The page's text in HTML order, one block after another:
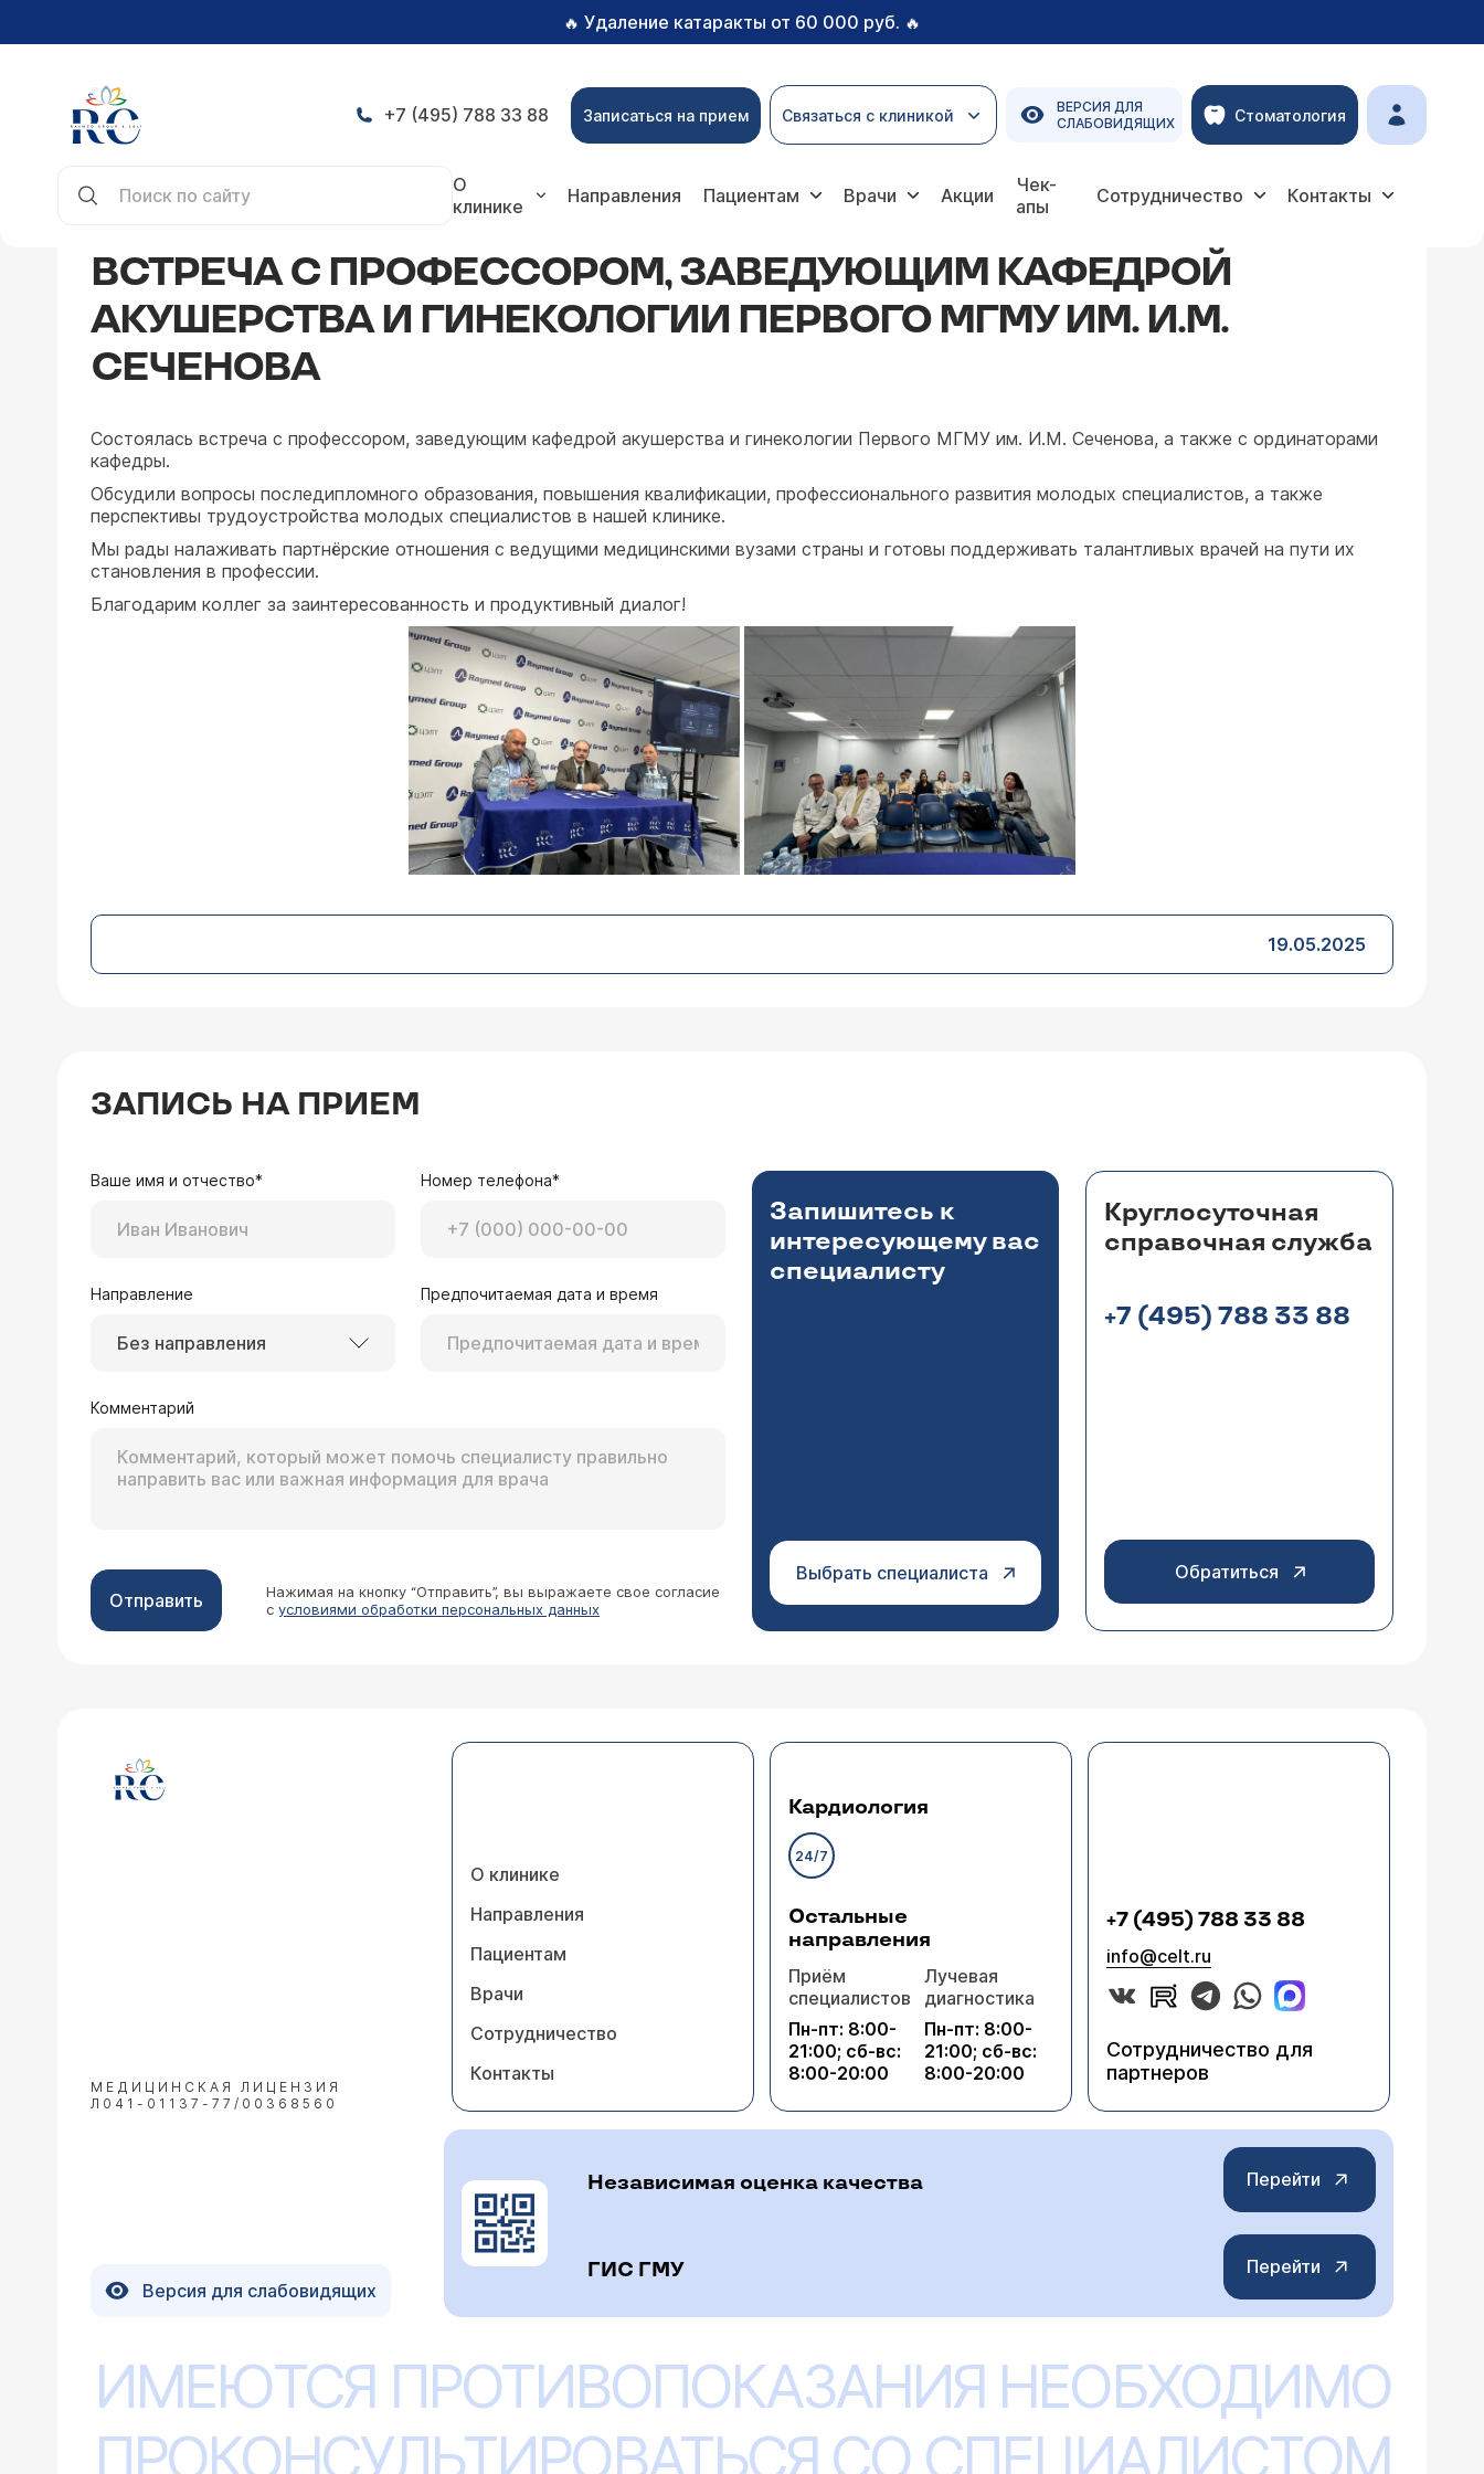
🔥 Удаление катаракты от 60 000 руб. 🔥
+7 (495) 788 33 88 Записаться на прием Связаться с клиникой
ВЕРСИЯ ДЛЯ
СЛАБОВИДЯЩИХ
Стоматология
О
клинике
Направления Пациентам Врачи Акции
Чек-
апы
Сотрудничество Контакты
ВСТРЕЧА С ПРОФЕССОРОМ, ЗАВЕДУЮЩИМ КАФЕДРОЙ
АКУШЕРСТВА И ГИНЕКОЛОГИИ ПЕРВОГО МГМУ ИМ. И.М.
СЕЧЕНОВА
Состоялась встреча с профессором, заведующим кафедрой акушерства и гинекологии Первого МГМУ им. И.М. Сеченова, а также с ординаторами
кафедры.
Обсудили вопросы последипломного образования, повышения квалификации, профессионального развития молодых специалистов, а также
перспективы трудоустройства молодых специалистов в нашей клинике.
Мы рады налаживать партнёрские отношения с ведущими медицинскими вузами страны и готовы поддерживать талантливых врачей на пути их
становления в профессии.
Благодарим коллег за заинтересованность и продуктивный диалог!
19.05.2025
ЗАПИСЬ НА ПРИЕМ
Ваше имя и отчество* Номер телефона*
Направление
Без направления
Предпочитаемая дата и время
Комментарий
Отправить
Нажимая на кнопку “Отправить”, вы выражаете свое согласие
с условиями обработки персональных данных
Запишитесь к
интересующему вас
специалисту
Выбрать специалиста
Круглосуточная
справочная служба
+7 (495) 788 33 88
Обратиться
МЕДИЦИНСКАЯ ЛИЦЕНЗИЯ
Л041-01137-77/00368560
О клинике
Направления
Пациентам
Врачи
Сотрудничество
Контакты
Кардиология
24/7
Остальные
направления
Приём
специалистов
Пн-пт: 8:00-
21:00; сб-вс:
8:00-20:00
Лучевая
диагностика
Пн-пт: 8:00-
21:00; сб-вс:
8:00-20:00
+7 (495) 788 33 88
info@celt.ru
Сотрудничество для
партнеров
Версия для слабовидящих
Независимая оценка качества Перейти
ГИС ГМУ Перейти
ИМЕЮТСЯ ПРОТИВОПОКАЗАНИЯ НЕОБХОДИМО
ПРОКОНСУЛЬТИРОВАТЬСЯ СО СПЕЦИАЛИСТОМ